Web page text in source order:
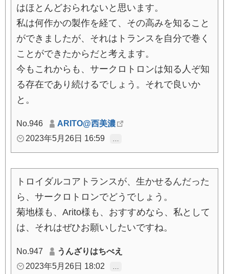
はほとんどおられないと思います。
私は何作かの製作を経て、その高みを知ること
ができましたが、それはトランスを自分で巻く
ことができたからだと考えます。
今もこれからも、サークロトロンは知る人ぞ知
る存在であり続けるでしょう。それで良いか
と。
No.946
ARITO@西美濃
2023年5月26日 16:59
トロイダルコアトランスが、生かせるんだった
ら、サークロトロンでどうでしょう。
菊地様も、Arito様も、おすすめなら、私として
は、それはぜひお願いしたいですね。
No.947
うんざりはちべえ
2023年5月26日 18:02